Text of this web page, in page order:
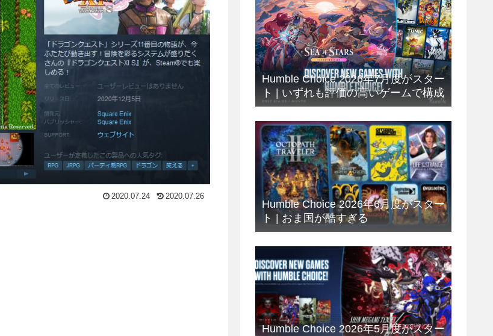
2020.07.24 2020.07.26
Humble Choice 2026年7月度がスター
ト | いずれも評価の高いゲームで構成
Humble Choice 2026年6月度がスター
ト | おま国が酷すぎる
Humble Choice 2026年5月度がスター